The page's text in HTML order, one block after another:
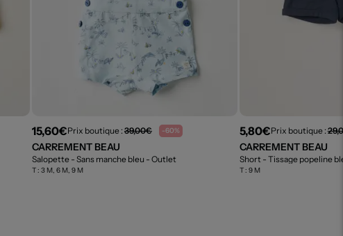
15,60€Prix boutique :39,00€ -60%
CARREMENT BEAU
Salopette - Sans manche bleu - Outlet
T :3 M, 6 M, 9 M
5,80€Prix boutique :
CARREMENT BEAU
Short - Tissage popeline
T : 9 M